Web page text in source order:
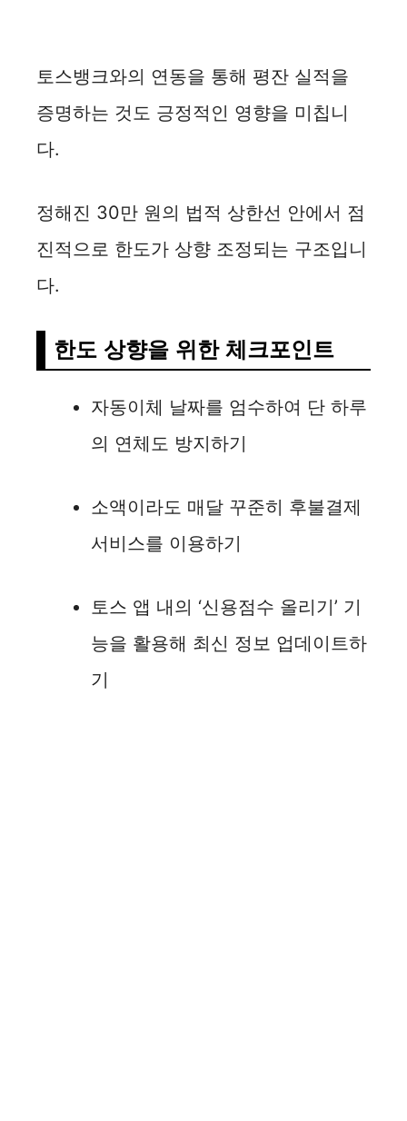
토스뱅크와의 연동을 통해 평잔 실적을
증명하는 것도 긍정적인 영향을 미칩니
다.
정해진 30만 원의 법적 상한선 안에서 점
진적으로 한도가 상향 조정되는 구조입니
다.
한도 상향을 위한 체크포인트
자동이체 날짜를 엄수하여 단 하루
의 연체도 방지하기
소액이라도 매달 꾸준히 후불결제
서비스를 이용하기
토스 앱 내의 ‘신용점수 올리기’ 기
능을 활용해 최신 정보 업데이트하
기